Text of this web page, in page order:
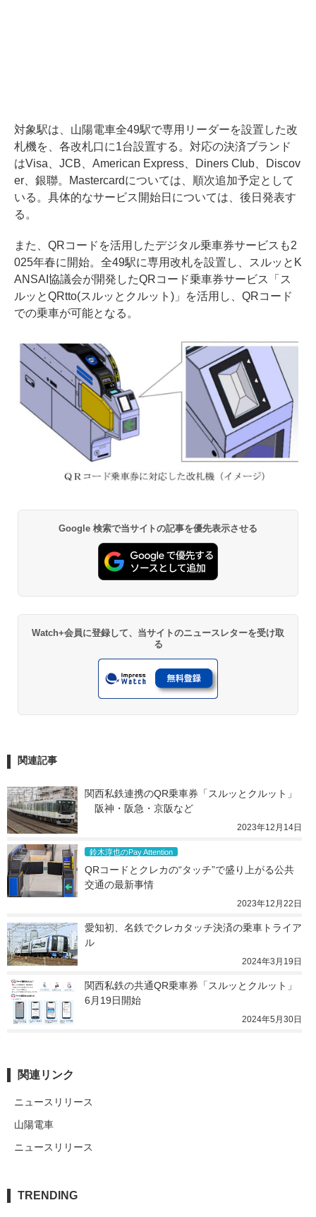
対象駅は、山陽電車全49駅で専用リーダーを設置した改
札機を、各改札口に1台設置する。対応の決済ブランド
はVisa、JCB、American Express、Diners Club、Discov
er、銀聯。Mastercardについては、順次追加予定として
いる。具体的なサービス開始日については、後日発表す
る。
また、QRコードを活用したデジタル乗車券サービスも2
025年春に開始。全49駅に専用改札を設置し、スルッとK
ANSAI協議会が開発したQRコード乗車券サービス「ス
ルッとQRtto(スルッとクルット)」を活用し、QRコード
での乗車が可能となる。
Google 検索で当サイトの記事を優先表示させる
Watch+会員に登録して、当サイトのニュースレターを受け取
る
関連記事
関西私鉄連携のQR乗車券「スルッとクルット」
阪神・阪急・京阪など
2023年12月14日
鈴木淳也のPay Attention
QRコードとクレカの“タッチ”で盛り上がる公共
交通の最新事情
2023年12月22日
愛知初、名鉄でクレカタッチ決済の乗車トライア
ル
2024年3月19日
関西私鉄の共通QR乗車券「スルッとクルット」
6月19日開始
2024年5月30日
関連リンク
ニュースリリース
山陽電車
ニュースリリース
TRENDING